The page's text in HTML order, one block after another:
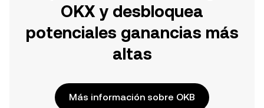
OKX y desbloquea
potenciales ganancias más
altas
Más información sobre OKB